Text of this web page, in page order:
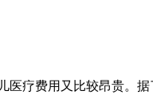
费用又比较昂贵。